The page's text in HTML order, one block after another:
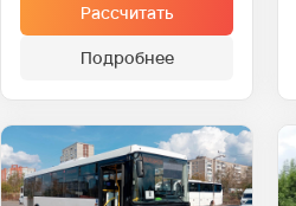
Рассчитать
Подробнее